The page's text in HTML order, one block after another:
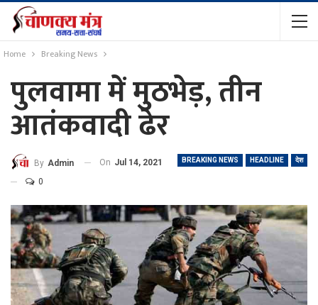
Home Breaking News
पुलवामा में मुठभेड़, तीन
आतंकवादी ढेर
BREAKING NEWS HEADLINE देश
By Admin On Jul 14, 2021
0